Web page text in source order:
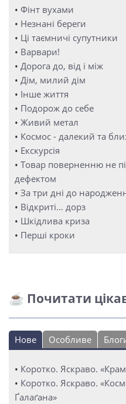
• Фінт вухами
• Незнані береги
• Ці таємничі супутники
• Варвари!
• Дорога до, від і між
• Дім, милий дім
• Інше життя
• Подорож до себе
• Живий метал
• Космос - далекий та
• Екскурсія
• Товар поверненню не
дефектом
• За три дні до
• Відкриті… дорз
• Шкідлива криза
• Перші кроки
☕ Почитати
Нове Особливе
• Коротко. Яскраво.
• Коротко. Яскраво.
Ґалаґана»